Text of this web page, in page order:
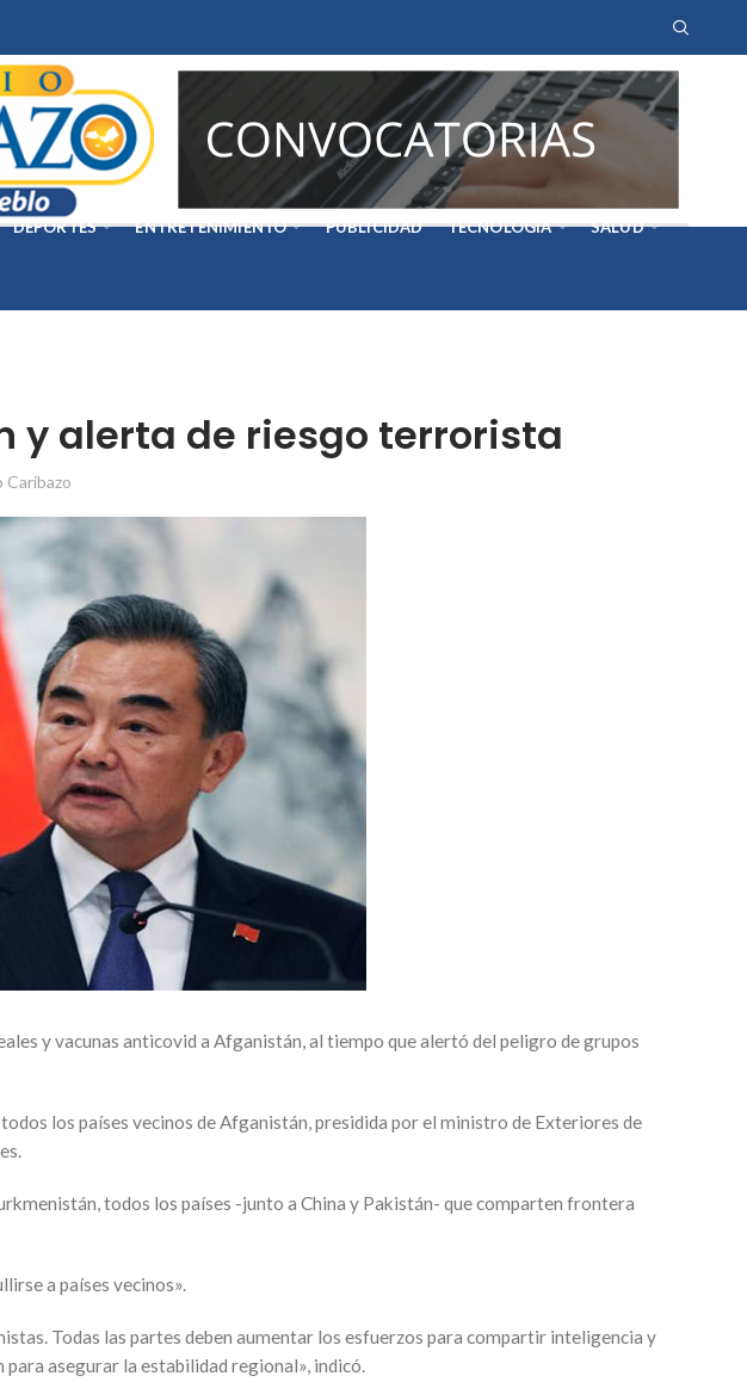
DEPORTES ENTRETENIMIENTO PUBLICIDAD TECNOLOGÍA SALUD
y alerta de riesgo terrorista
Caribazo
y vacunas anticovid a Afganistán, al tiempo que alertó del peligro de grupos
los países vecinos de Afganistán, presidida por el ministro de Exteriores de
todos los países -junto a China y Pakistán- que comparten frontera
a países vecinos».
Todas las partes deben aumentar los esfuerzos para compartir inteligencia y
asegurar la estabilidad regional», indicó.